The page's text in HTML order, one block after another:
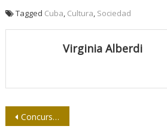
Tagged Cuba Cultura Sociedad
Virginia Alberdi
Navegación
Concurso Nacional de Periodismo 26 de Julio 2023